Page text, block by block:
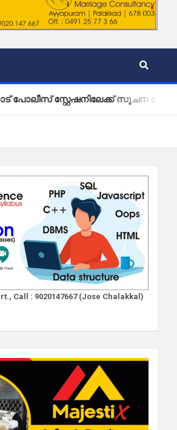
സ്റ്റേഷനിലേക്ക് സൂചന ബോർഡ്
Call : 9020147667 (Jose Chalakkal)